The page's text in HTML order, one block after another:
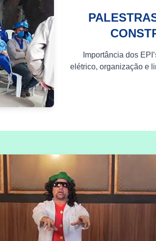
Importância dos
elétrico, organização e